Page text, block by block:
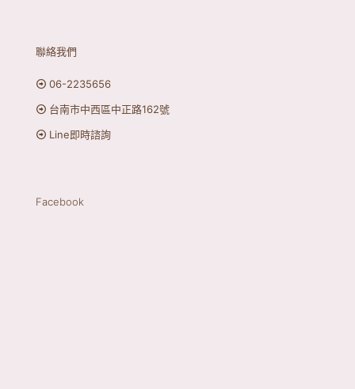
聯絡我們
06-2235656
台南市中西區中正路162號
Line即時諮詢
Facebook